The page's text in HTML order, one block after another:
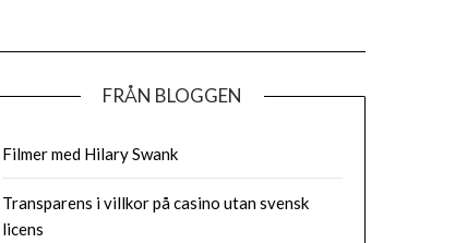
FRÅN BLOGGEN
Filmer med Hilary Swank
Transparens i villkor på casino utan svensk
licens